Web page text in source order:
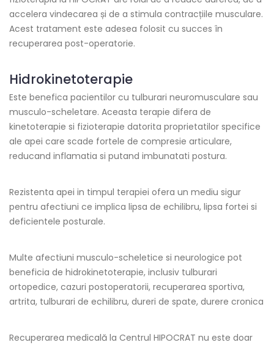
accelera vindecarea și de a stimula contracțiile musculare.
Acest tratament este adesea folosit cu succes în
recuperarea post-operatorie.
Hidrokinetoterapie
Este benefica pacientilor cu tulburari neuromusculare sau
musculo-scheletare. Aceasta terapie difera de
kinetoterapie si fizioterapie datorita proprietatilor specifice
ale apei care scade fortele de compresie articulare,
reducand inflamatia si putand imbunatati postura.
Rezistenta apei in timpul terapiei ofera un mediu sigur
pentru afectiuni ce implica lipsa de echilibru, lipsa fortei si
deficientele posturale.
Multe afectiuni musculo-scheletice si neurologice pot
beneficia de hidrokinetoterapie, inclusiv tulburari
ortopedice, cazuri postoperatorii, recuperarea sportiva,
artrita, tulburari de echilibru, dureri de spate, durere cronica
Recuperarea medicală la Centrul HIPOCRAT nu este doar